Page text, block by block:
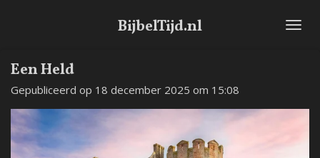
de
BijbelTijd.nl
Een Held
Gepubliceerd op 18 december 2025 om 15:08